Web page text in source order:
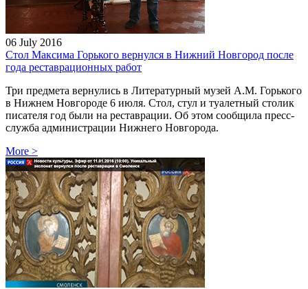
06 July 2016
Стол Максима Горького вернулся в Нижний Новгород после
года реставрационных работ
Три предмета вернулись в Литературный музей А.М. Горького
в Нижнем Новгороде 6 июля. Стол, стул и туалетный столик
писателя год были на реставрации. Об этом сообщила пресс-
служба администрации Нижнего Новгорода.
More >